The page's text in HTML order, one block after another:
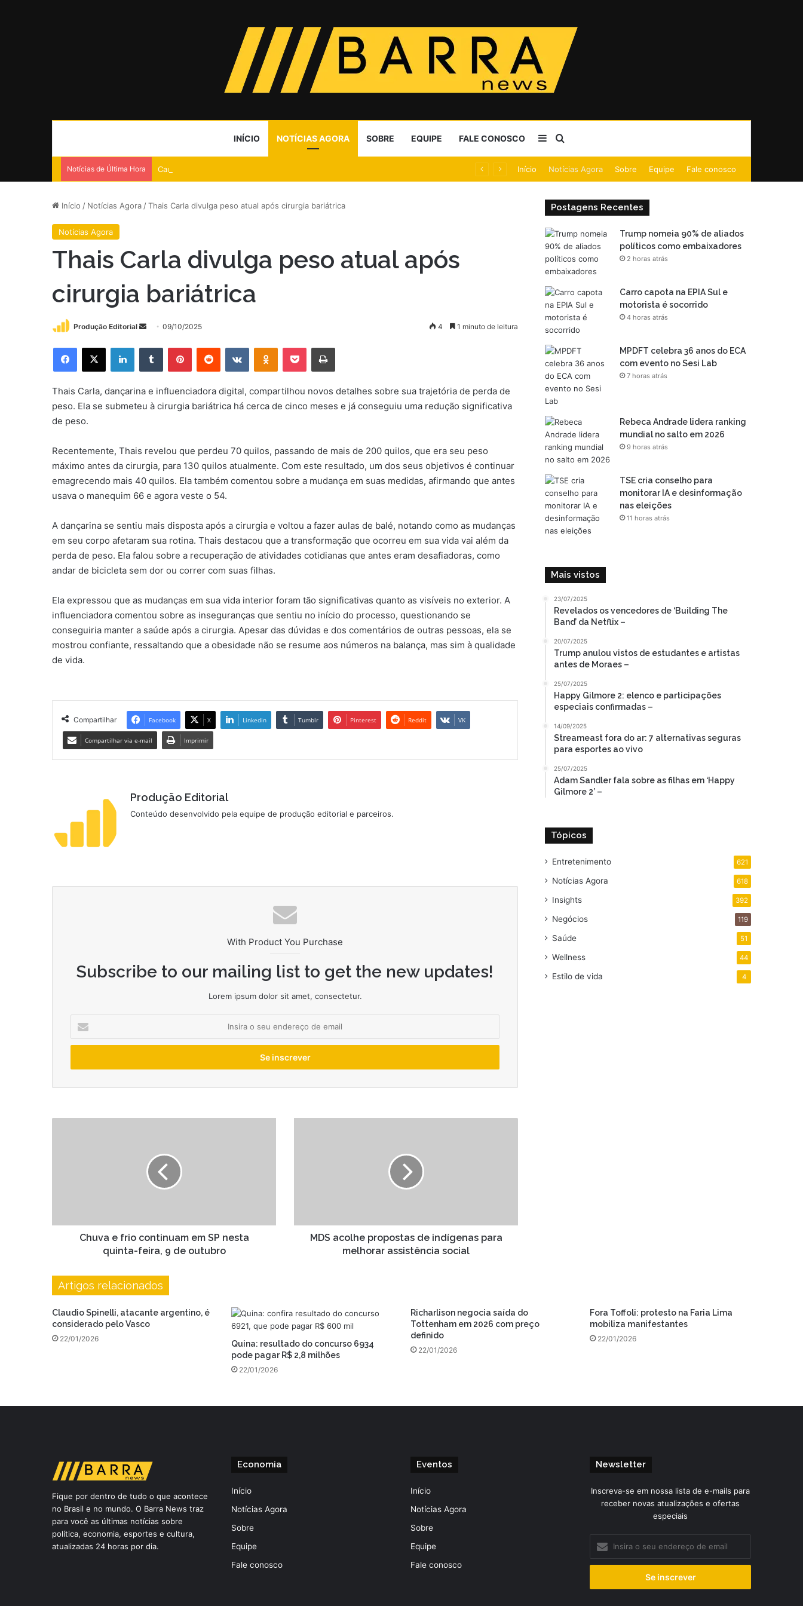
INÍCIO NOTÍCIAS AGORA SOBRE EQUIPE FALE CONOSCO Barra Lateral
Notícias de Última Hora Carro capota na EPIA Sul e motorista é socorrido Início Notícias Agora Sobre Equipe Fale conosco
Início / Notícias Agora /Thais Carla divulga peso atual após cirurgia bariátrica
Notícias Agora
Thais Carla divulga peso atual após
cirurgia bariátrica
Produção Editorial
Mande
e-
09/10/2025 4 1 minuto de leitura
Facebook
X LinkedinTumblr PinterestReddit VK OK Pocket Imprimir
Thais Carla, dançarina e influenciadora digital, compartilhou novos detalhes sobre sua trajetória de perda de
peso. Ela se submeteu à cirurgia bariátrica há cerca de cinco meses e já conseguiu uma redução significativa
de peso.
Recentemente, Thais revelou que perdeu 70 quilos, passando de mais de 200 quilos, que era seu peso
máximo antes da cirurgia, para 130 quilos atualmente. Com este resultado, um dos seus objetivos é continuar
emagrecendo mais 40 quilos. Ela também comentou sobre a mudança em suas medidas, afirmando que antes
usava o manequim 66 e agora veste o 54.
A dançarina se sentiu mais disposta após a cirurgia e voltou a fazer aulas de balé, notando como as mudanças
em seu corpo afetaram sua rotina. Thais destacou que a transformação que ocorreu em sua vida vai além da
perda de peso. Ela falou sobre a recuperação de atividades cotidianas que antes eram desafiadoras, como
andar de bicicleta sem dor ou correr com suas filhas.
Ela expressou que as mudanças em sua vida interior foram tão significativas quanto as visíveis no exterior. A
influenciadora comentou sobre as inseguranças que sentiu no início do processo, questionando se
conseguiria manter a saúde após a cirurgia. Apesar das dúvidas e dos comentários de outras pessoas, ela se
mostrou confiante, ressaltando que a obesidade não se resume aos números na balança, mas sim à qualidade
de vida.
Compartilhar Facebook X Linkedin Tumblr Pinterest Reddit VK
Compartilhar via e-mail Imprimir
Produção Editorial
Conteúdo desenvolvido pela equipe de produção editorial e parceiros.
With Product You Purchase
Subscribe to our mailing list to get the new updates!
Lorem ipsum dolor sit amet, consectetur.
seu
de
feira,
Chuva e frio continuam em SP nesta
quinta-feira, 9 de outubro
social
MDS acolhe propostas de indígenas para
melhorar assistência social
Postagens Recentes
Trump nomeia 90% de aliados
políticos como embaixadores
2 horas atrás
Carro capota na EPIA Sul e
motorista é socorrido
4 horas atrás
MPDFT celebra 36 anos do ECA
com evento no Sesi Lab
7 horas atrás
Rebeca Andrade lidera ranking
mundial no salto em 2026
9 horas atrás
TSE cria conselho para
monitorar IA e desinformação
nas eleições
11 horas atrás
Mais vistos
23/07/2025
Revelados os vencedores de ‘Building The
Band’ da Netflix –
20/07/2025
Trump anulou vistos de estudantes e artistas
antes de Moraes –
25/07/2025
Happy Gilmore 2: elenco e participações
especiais confirmadas –
14/09/2025
Streameast fora do ar: 7 alternativas seguras
para esportes ao vivo
25/07/2025
Adam Sandler fala sobre as filhas em ‘Happy
Gilmore 2’ –
Tópicos
Entretenimento 621
Notícias Agora 618
Insights 392
Negócios 119
Saúde 51
Wellness 44
Estilo de vida 4
Artigos relacionados
Claudio Spinelli, atacante argentino, é
considerado pelo Vasco
22/01/2026
Quina: resultado do concurso 6934
pode pagar R$ 2,8 milhões
22/01/2026
Richarlison negocia saída do
Tottenham em 2026 com preço
definido
22/01/2026
Fora Toffoli: protesto na Faria Lima
mobiliza manifestantes
22/01/2026
Fique por dentro de tudo o que acontece
no Brasil e no mundo. O Barra News traz
para você as últimas notícias sobre
política, economia, esportes e cultura,
atualizadas 24 horas por dia.
Economia
Início
Notícias Agora
Sobre
Equipe
Fale conosco
Eventos
Início
Notícias Agora
Sobre
Equipe
Fale conosco
Newsletter
Inscreva-se em nossa lista de e-mails para
receber novas atualizações e ofertas
especiais
seu
de